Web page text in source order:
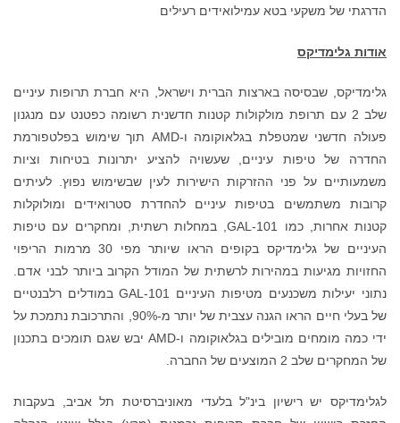
הדרגתי של משקעי בטא עמילואידים רעילים
אודות גלימדיקס
גלימדיקס, שבסיסה בארצות הברית וישראל, היא חברת תרופות עיניים
שלב 2 עם תרופת מולקולות קטנות חדשנית רשומה כפטנט עם מנגנון
פעולה חדשני שמטפלת בגלאוקומה ו-AMD תוך שימוש בפלטפורמת
החדרה של טיפות עיניים, שעשויה להציע יתרונות בטיחות וציות
משמעותיים על פני ההזרקות הישירות לעין שבשימוש נפוץ. לעיתים
קרובות משתמשים בטיפות עיניים להחדרת סטרואידים ומולוקלות
קטנות אחרות, כמו GAL-101, במחלות רשתית, ומחקרים עם טיפות
העיניים של גלימדיקס בקופים הראו שיותר מפי 30 מרמות הריפוי
החזויות מגיעות במהירות לרשתית של המודל הקרוב ביותר לבני אדם.
נתוני יעילות משכנעים מטיפות העיניים GAL-101 במודלים רלבנטיים
של בעלי חיים הראו הגנה עצבית של יותר מ-90%, והתרכובת נתמכת על
ידי כמה מומחים מובילים בגלאוקומה ו-AMD יבש שגם תומכים בתכנון
של המחקרים שלב 2 המוצעים של החברה.
לגלימדיקס יש רישיון בינ"ל בלעדי מאוניברסיטת תל אביב, בעקבות